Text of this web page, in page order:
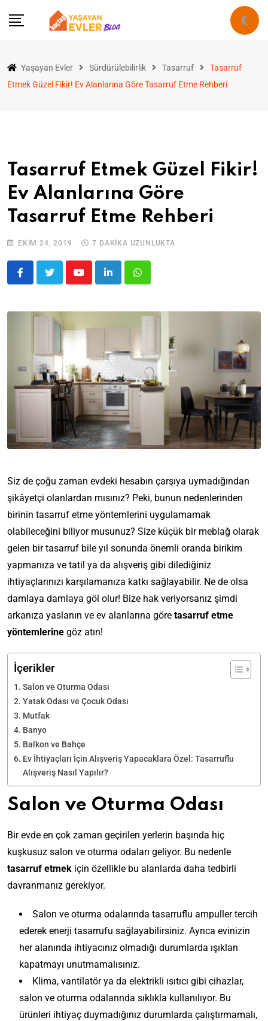
Yaşayan Evler Sürdürülebilirlik Tasarruf
Tasarruf
Etmek Güzel Fikir! Ev Alanlarına Göre Tasarruf Etme Rehberi
Tasarruf Etmek Güzel Fikir!
Ev Alanlarına Göre
Tasarruf Etme Rehberi
EKIM 24, 2019 7 DAKIKA UZUNLUKTA
Siz de çoğu zaman evdeki hesabın çarşıya uymadığından
şikâyetçi olanlardan mısınız? Peki, bunun nedenlerinden
birinin tasarruf etme yöntemlerini uygulamamak
olabileceğini biliyor musunuz? Size küçük bir meblağ olarak
gelen bir tasarruf bile yıl sonunda önemli oranda birikim
yapmanıza ve tatil ya da alışveriş gibi dilediğiniz
ihtiyaçlarınızı karşılamanıza katkı sağlayabilir. Ne de olsa
damlaya damlaya göl olur! Bize hak veriyorsanız şimdi
arkanıza yaslanın ve ev alanlarına göre tasarruf etme
yöntemlerine göz atın!
İçerikler
Salon ve Oturma Odası
Yatak Odası ve Çocuk Odası
Mutfak
Banyo
Balkon ve Bahçe
Ev İhtiyaçları İçin Alışveriş Yapacaklara Özel: Tasarruflu
Alışveriş Nasıl Yapılır?
Salon ve Oturma Odası
Bir evde en çok zaman geçirilen yerlerin başında hiç
kuşkusuz salon ve oturma odaları geliyor. Bu nedenle
tasarruf etmek için özellikle bu alanlarda daha tedbirli
davranmanız gerekiyor.
Salon ve oturma odalarında tasarruflu ampuller tercih
ederek enerji tasarrufu sağlayabilirsiniz. Ayrıca evinizin
her alanında ihtiyacınız olmadığı durumlarda ışıkları
kapatmayı unutmamalısınız.
Klima, vantilatör ya da elektrikli ısıtıcı gibi cihazlar,
salon ve oturma odalarında sıklıkla kullanılıyor. Bu
ürünleri ihtiyaç duymadığınız durumlarda çalıştırmamalı,